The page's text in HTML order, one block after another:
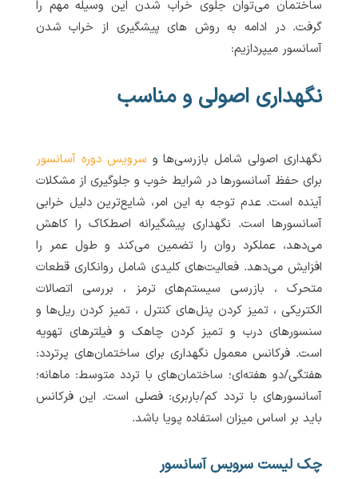
ساختمان می‌توان جلوی خراب شدن این وسیله مهم را
گرفت. در ادامه به روش های پیشگیری از خراب شدن
آسانسور میپردازیم:
نگهداری اصولی و مناسب
نگهداری اصولی شامل بازرسی‌ها و سرویس دوره آسانسور
برای حفظ آسانسورها در شرایط خوب و جلوگیری از مشکلات
آینده است. عدم توجه به این امر، شایع‌ترین دلیل خرابی
آسانسورها است. نگهداری پیشگیرانه اصطکاک را کاهش
می‌دهد، عملکرد روان را تضمین می‌کند و طول عمر را
افزایش می‌دهد. فعالیت‌های کلیدی شامل روانکاری قطعات
متحرک ، بازرسی سیستم‌های ترمز ، بررسی اتصالات
الکتریکی ، تمیز کردن پنل‌های کنترل ، تمیز کردن ریل‌ها و
سنسورهای درب و تمیز کردن چاهک و فیلترهای تهویه
است. فرکانس معمول نگهداری برای ساختمان‌های پرتردد:
هفتگی/دو هفته‌ای؛ ساختمان‌های با تردد متوسط: ماهانه؛
آسانسورهای با تردد کم/باربری: فصلی است. این فرکانس
باید بر اساس میزان استفاده پویا باشد.
چک لیست سرویس آسانسور